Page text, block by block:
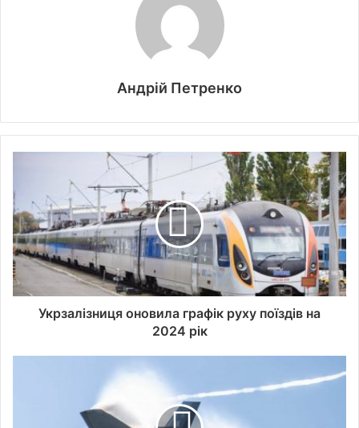
Андрій Петренко
Укрзалізниця оновила графік руху поїздів на
2024 рік